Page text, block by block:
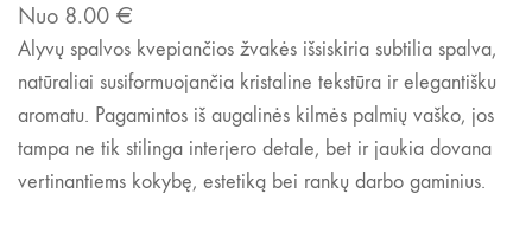
Nuo 8.00 €
Alyvų spalvos kvepiančios žvakės išsiskiria subtilia spalva,
natūraliai susiformuojančia kristaline tekstūra ir elegantišku
aromatu. Pagamintos iš augalinės kilmės palmių vaško, jos
tampa ne tik stilinga interjero detale, bet ir jaukia dovana
vertinantiems kokybę, estetiką bei rankų darbo gaminius.